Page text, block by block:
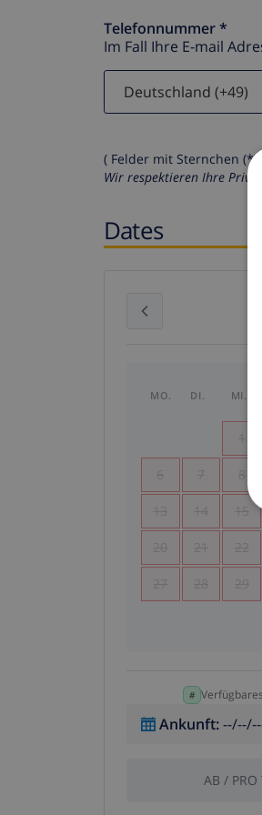
Telefonnummer *
Im Fall Ihre E-mail
( Felder mit Sternchen (*)
Wir respektieren Ihre
Dates
MO. DI. MI.
1
6 7 8
13 14 15
20 21 22
27 28 29
Ankunft:
AB / PRO